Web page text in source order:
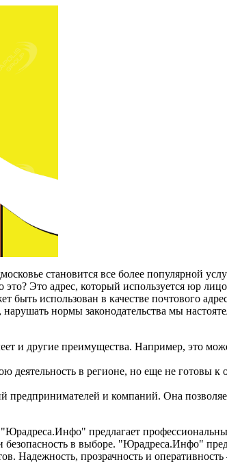
становится все более популярной
Это адрес, который используется юр
использован в качестве почтового
нормы законодательства мы
и другие преимущества. Например, это
в регионе, но еще не готовы
предпринимателей и компаний. Она
предлагает
в выборе. "Юрадреса.Инфо"
Надежность, прозрачность и